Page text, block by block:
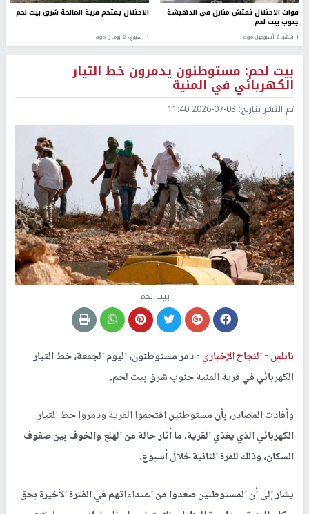
قوات الاحتلال تفتش منازل في الدهيشة
جنوب بيت لحم
1 شهر، 2 أسبوعين ago
الاحتلال يقتحم قرية المالحة شرق بيت لحم
1 اسبوع.، 2 يومان ago
بيت لحم: مستوطنون يدمرون خط التيار
الكهربائي في المنية
تم النشر بتاريخ: 2026-07-03 11:40
بيت لحم
نابلس -النجاح الإخباري -دمر مستوطنون، اليوم الجمعة، خط التيار
الكهربائي في قرية المنية جنوب شرق بيت لحم.
وأفادت المصادر، بأن مستوطنين اقتحموا القرية ودمروا خط التيار
الكهربائي الذي يغذي القرية، ما أثار حالة من الهلع والخوف بين صفوف
السكان، وذلك للمرة الثانية خلال أسبوع.
يشار إلى أن المستوطنين صعدوا من اعتداءاتهم في الفترة الأخيرة بحق